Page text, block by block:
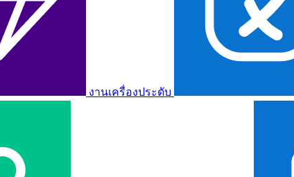
งานเครื่องประดับ